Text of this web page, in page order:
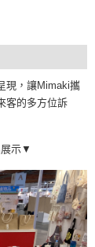
現，讓Mimaki攜
客的多方位訴
展示▼